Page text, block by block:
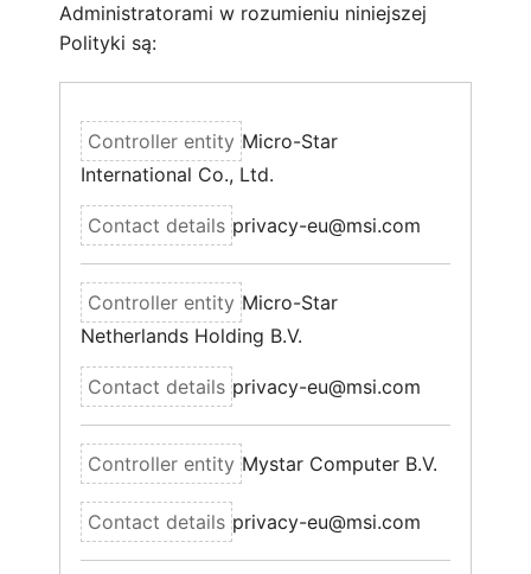
Administratorami w rozumieniu niniejszej
Polityki są:
Micro-Star
International Co., Ltd.
privacy-eu@msi.com
Micro-Star
Netherlands Holding B.V.
privacy-eu@msi.com
Mystar Computer B.V.
privacy-eu@msi.com